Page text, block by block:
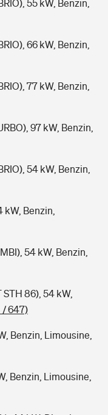
55 kW, Benzin,
66 kW, Benzin,
77 kW, Benzin,
97 kW, Benzin,
54 kW, Benzin,
kW, Benzin,
54 kW, Benzin,
STH 86), 54 kW,
/ 647)
Benzin, Limousine,
Benzin, Limousine,